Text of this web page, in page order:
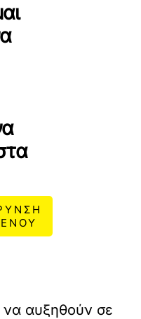
να αυξηθούν σε